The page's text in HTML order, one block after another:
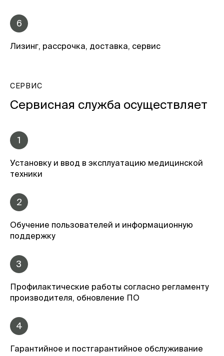
6
Лизинг, рассрочка, доставка, сервис
СЕРВИС
Сервисная служба осуществляет
1
Установку и ввод в эксплуатацию медицинской
техники
2
Обучение пользователей и информационную
поддержку
3
Профилактические работы согласно регламенту
производителя, обновление ПО
4
Гарантийное и постгарантийное обслуживание